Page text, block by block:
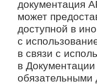
документация
может
доступной в
с
в связи с
в